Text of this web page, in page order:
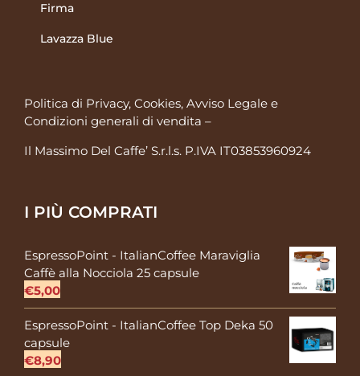
Firma
Lavazza Blue
Politica di Privacy, Cookies, Avviso Legale e
Condizioni generali di vendita –
Il Massimo Del Caffe’ S.r.l.s. P.IVA IT03853960924
I PIÙ COMPRATI
EspressoPoint - ItalianCoffee Maraviglia
Caffè alla Nocciola 25 capsule
€5,00
EspressoPoint - ItalianCoffee Top Deka 50
capsule
€8,90